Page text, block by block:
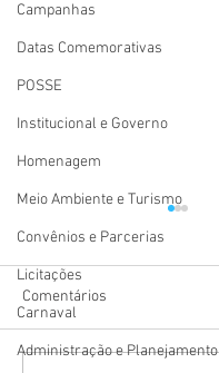
Campanhas
Datas Comemorativas
POSSE
Institucional e Governo
Homenagem
Meio Ambiente e Turismo
Convênios e Parcerias
Licitações
Carnaval
Administração e Planejamento
Comentários